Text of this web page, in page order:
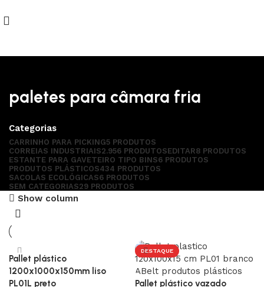
paletes para câmara fria
Categorias
CARRINHO PARA PICKING5 PRODUTOS
CORREIAS INDUSTRIAIS2.956 PRODUTOSEDITAR8 PRODUTOS
ESTANTE PARA GAVETEIRO TIPO BINS6 PRODUTOS
PRODUTOS PLÁSTICOS434 PRODUTOS
SACOLAS ECOLÓGICAS6 PRODUTOS
SEM CATEGORIAS29 PRODUTOS
Show column
Pallet plástico
1200x1000x150mm liso
PL01L preto
DESTAQUE
Pallet plástico vazado